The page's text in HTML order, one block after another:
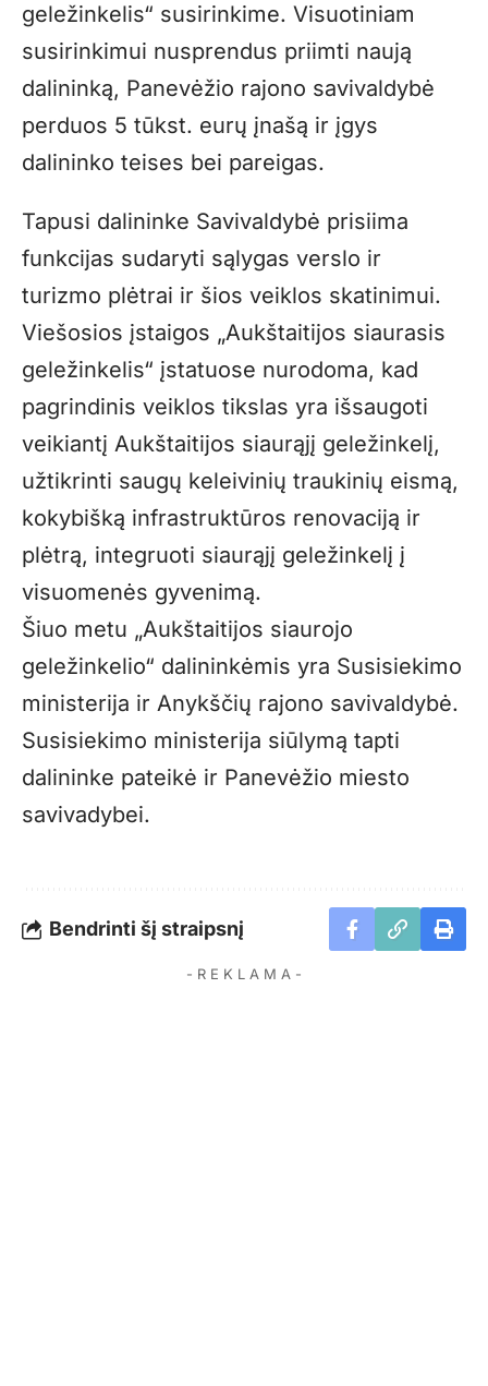
geležinkelis“ susirinkime. Visuotiniam
susirinkimui nusprendus priimti naują
dalininką, Panevėžio rajono savivaldybė
perduos 5 tūkst. eurų įnašą ir įgys
dalininko teises bei pareigas.
Tapusi dalininke Savivaldybė prisiima
funkcijas sudaryti sąlygas verslo ir
turizmo plėtrai ir šios veiklos skatinimui.
Viešosios įstaigos „Aukštaitijos siaurasis
geležinkelis“ įstatuose nurodoma, kad
pagrindinis veiklos tikslas yra išsaugoti
veikiantį Aukštaitijos siaurąjį geležinkelį,
užtikrinti saugų keleivinių traukinių eismą,
kokybišką infrastruktūros renovaciją ir
plėtrą, integruoti siaurąjį geležinkelį į
visuomenės gyvenimą.
Šiuo metu „Aukštaitijos siaurojo
geležinkelio“ dalininkėmis yra Susisiekimo
ministerija ir Anykščių rajono savivaldybė.
Susisiekimo ministerija siūlymą tapti
dalininke pateikė ir Panevėžio miesto
savivadybei.
Bendrinti šį straipsnį
- R E K L A M A -